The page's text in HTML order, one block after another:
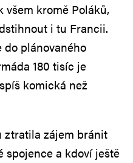
kromě Poláků,
i tu Francii.
plánovaného
180 tisíc je
komická než
ztratila zájem bránit
spojence a kdoví ještě